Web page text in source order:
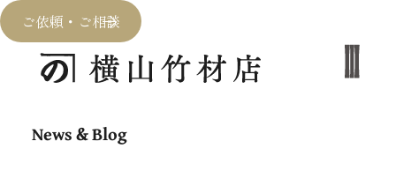
ご依頼・ご相談
News & Blog